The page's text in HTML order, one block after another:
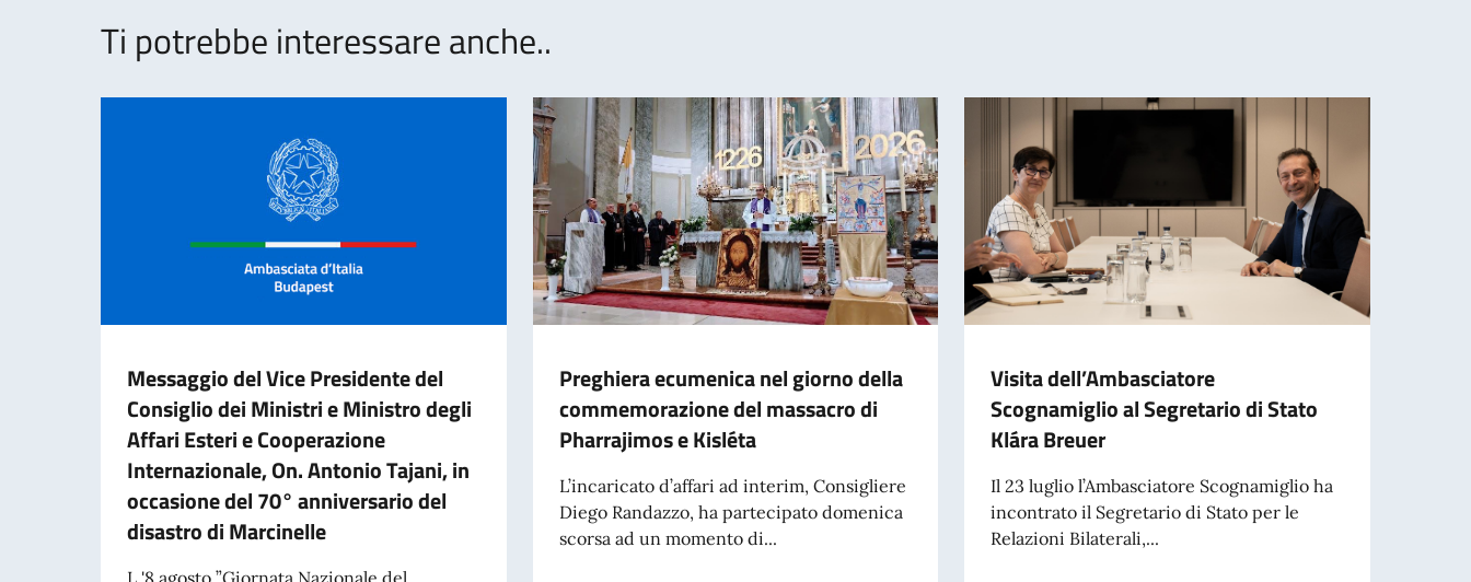
Ti potrebbe interessare anche..
Messaggio del Vice Presidente del
Consiglio dei Ministri e Ministro degli
Affari Esteri e Cooperazione
Internazionale, On. Antonio Tajani, in
occasione del 70° anniversario del
disastro di Marcinelle
L '8 agosto ”Giornata Nazionale del
Preghiera ecumenica nel giorno della
commemorazione del massacro di
Pharrajimos e Kisléta
L’incaricato d’affari ad interim, Consigliere
Diego Randazzo, ha partecipato domenica
scorsa ad un momento di...
Visita dell’Ambasciatore
Scognamiglio al Segretario di Stato
Klára Breuer
Il 23 luglio l’Ambasciatore Scognamiglio ha
incontrato il Segretario di Stato per le
Relazioni Bilaterali,...